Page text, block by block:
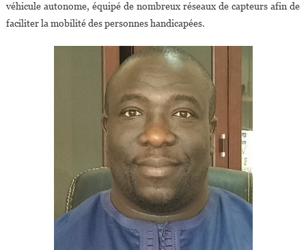
véhicule autonome, équipé de nombreux réseaux de capteurs afin de
faciliter la mobilité des personnes handicapées.